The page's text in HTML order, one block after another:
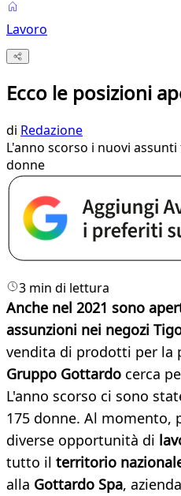
Lavoro
Ecco le posizioni
di Redazione
L'anno scorso i nuovi
donne
3 min di lettura
Anche nel 2021 sono
assunzioni nei negozi
vendita di prodotti per la
Gruppo Gottardo cerca
L'anno scorso ci sono
175 donne. Al momento,
diverse opportunità di
tutto il territorio
alla Gottardo Spa,